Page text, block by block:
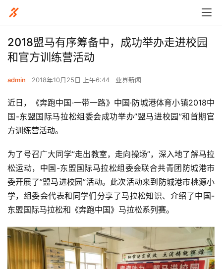
2018盟马有序筹备中，成功举办走进校园
和官方训练营活动
admin 2018年10月25日 上午6:44 业界新闻
近日，《奔跑中国·一带一路》中国·防城港体育小镇2018中
国-东盟国际马拉松组委会成功举办”盟马进校园”和首期官
方训练营活动。
为了号召广大同学”走出教室，走向操场”，深入地了解马拉
松运动，中国-东盟国际马拉松组委会联合共青团防城港市
委开展了”盟马进校园”活动。此次活动来到防城港市桃源小
学，组委会代表和同学们分享了马拉松知识、介绍了中国-
东盟国际马拉松和《奔跑中国》马拉松系列赛。